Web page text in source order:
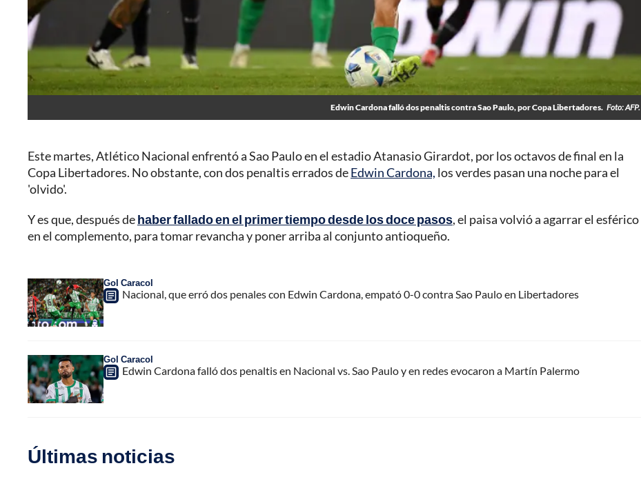
Edwin Cardona falló dos penaltis contra Sao Paulo, por Copa Libertadores. Foto: AFP.
Este martes, Atlético Nacional enfrentó a Sao Paulo en el estadio Atanasio Girardot, por los octavos de final en la
Copa Libertadores. No obstante, con dos penaltis errados deEdwin Cardona, los verdes pasan una noche para el
'olvido'.
Y es que, después dehaber fallado en el primer tiempo desde los doce pasos, el paisa volvió a agarrar el esférico
en el complemento, para tomar revancha y poner arriba al conjunto antioqueño.
Gol Caracol
Nacional, que erró dos penales con Edwin Cardona, empató 0-0 contra Sao Paulo en Libertadores
Gol Caracol
Edwin Cardona falló dos penaltis en Nacional vs. Sao Paulo y en redes evocaron a Martín Palermo
Últimas noticias